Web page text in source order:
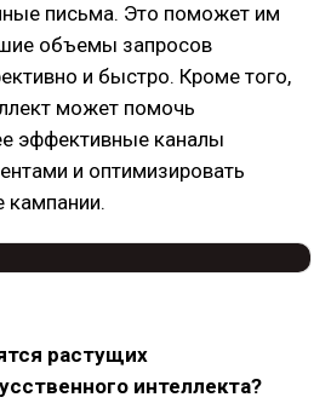
письма. Это поможет им
объемы запросов
и быстро. Кроме того,
может помочь
эффективные каналы
и оптимизировать
кампании.
растущих
интеллекта?